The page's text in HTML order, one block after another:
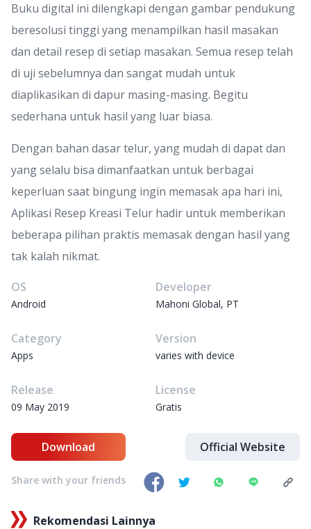
Buku digital ini dilengkapi dengan gambar pendukung
beresolusi tinggi yang menampilkan hasil masakan
dan detail resep di setiap masakan. Semua resep telah
di uji sebelumnya dan sangat mudah untuk
diaplikasikan di dapur masing-masing. Begitu
sederhana untuk hasil yang luar biasa.
Dengan bahan dasar telur, yang mudah di dapat dan
yang selalu bisa dimanfaatkan untuk berbagai
keperluan saat bingung ingin memasak apa hari ini,
Aplikasi Resep Kreasi Telur hadir untuk memberikan
beberapa pilihan praktis memasak dengan hasil yang
tak kalah nikmat.
OS
Android
Developer
Mahoni Global, PT
Category
Apps
Version
varies with device
Release
09 May 2019
License
Gratis
Download Official Website
Share with your friends
Rekomendasi Lainnya